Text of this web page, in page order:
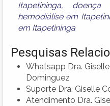
Itapetininga, doença
hemodiálise em
em Itapetininga
Pesquisas
Whatsapp Dra.
Dominguez
Suporte Dra. Giselle
Atendimento Dra.